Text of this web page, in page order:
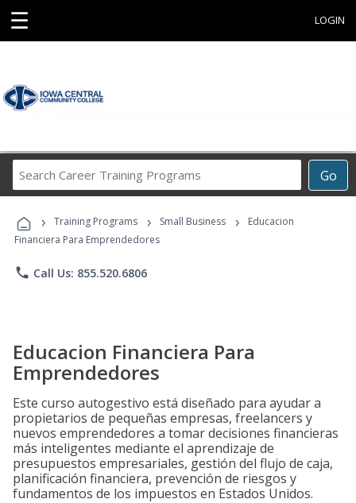
☰ LOGIN
Go
Career
Programs
› Training Programs › Small Business ›
Educacion
Financiera Para Emprendedores
phone Call Us: 855.520.6806
Educacion Financiera Para
Emprendedores
Este curso autogestivo está diseñado para ayudar a
propietarios de pequeñas empresas, freelancers y
nuevos emprendedores a tomar decisiones financieras
más inteligentes mediante el aprendizaje de
presupuestos empresariales, gestión del flujo de caja,
planificación financiera, prevención de riesgos y
fundamentos de los impuestos en Estados Unidos.